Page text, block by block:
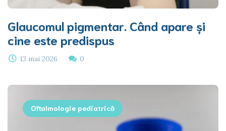
Glaucomul pigmentar. Când apare și
cine este predispus
13 mai 2026 0
Oftalmologie pediatrică